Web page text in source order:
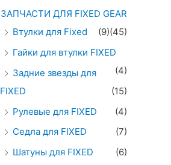
ЗАПЧАСТИ ДЛЯ FIXED GEAR
(45)
Втулки для Fixed
(9)
Гайки для втулки FIXED
(4)
Задние звезды для
FIXED
(15)
Рулевые для FIXED
(4)
Седла для FIXED
(7)
Шатуны для FIXED
(6)